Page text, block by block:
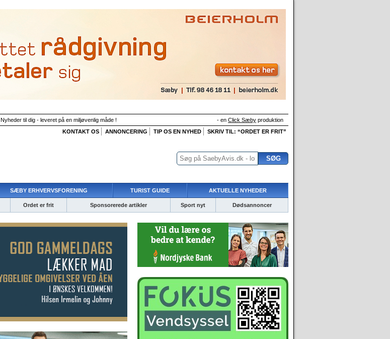
Nyheder til dig - leveret på en miljøvenlig måde ! - en Click Sæby produktion
KONTAKT OS
ANNONCERING TIP OS EN NYHED SKRIV TIL: “ORDET ER FRIT”
SÆBY ERHVERVSFORENING TURIST GUIDE AKTUELLE NYHEDER
Ordet er frit Sponsorerede artikler Sport nyt Dødsannoncer